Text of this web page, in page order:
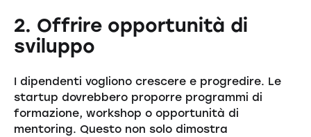
2. Offrire opportunità di
sviluppo
I dipendenti vogliono crescere e progredire. Le
startup dovrebbero proporre programmi di
formazione, workshop o opportunità di
mentoring. Questo non solo dimostra